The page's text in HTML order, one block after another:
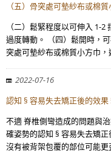
（五）骨突處可墊紗布或棉質
（二）鬆緊程度以可伸入 1-
過度轉動。 （四）鬆開時，
突處可墊紗布或棉質小方巾
2022-07-16
認知 § 容易失去矯正後的效
不適 脊椎側彎造成的問題與
確姿勢的認知 § 容易失去矯
沒有被背架包覆的部位可能